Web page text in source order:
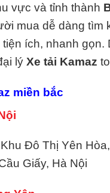
vực và tỉnh thành
mua dễ dàng tìm
tiện ích, nhanh gọn.
lý Xe tải Kamaz
miền bắc
Đô Thị Yên
Giấy, Hà Nội